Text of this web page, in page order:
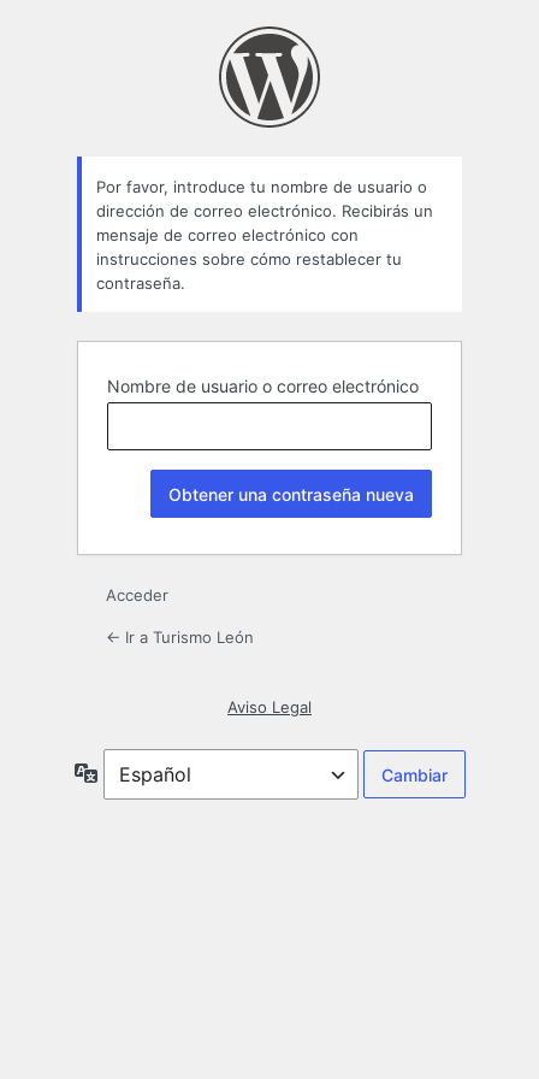
Por favor, introduce tu nombre de usuario o
dirección de correo electrónico. Recibirás un
mensaje de correo electrónico con
instrucciones sobre cómo restablecer tu
contraseña.
Nombre de usuario o correo electrónico
Acceder
← Ir a Turismo León
Aviso Legal
Idioma